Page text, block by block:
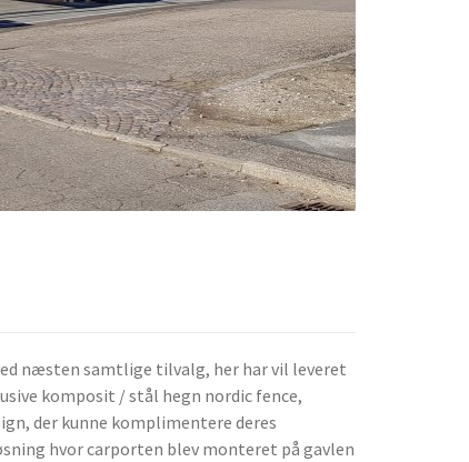
næsten samtlige tilvalg, her har vil leveret
komposit / stål hegn nordic fence,
der kunne komplimentere deres
hvor carporten blev monteret på gavlen